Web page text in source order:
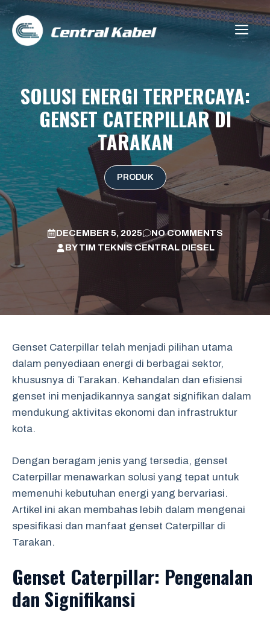
Skip
content
SOLUSI ENERGI TERPERCAYA:
GENSET CATERPILLAR DI
TARAKAN
PRODUK
DECEMBER 5, 2025
NO COMMENTS
BYTIM TEKNIS CENTRAL DIESEL
Genset Caterpillar telah menjadi pilihan utama
dalam penyediaan energi di berbagai sektor,
khususnya di Tarakan. Kehandalan dan efisiensi
genset ini menjadikannya sangat signifikan dalam
mendukung aktivitas ekonomi dan infrastruktur
kota.
Dengan beragam jenis yang tersedia, genset
Caterpillar menawarkan solusi yang tepat untuk
memenuhi kebutuhan energi yang bervariasi.
Artikel ini akan membahas lebih dalam mengenai
spesifikasi dan manfaat genset Caterpillar di
Tarakan.
Genset Caterpillar: Pengenalan
dan Signifikansi